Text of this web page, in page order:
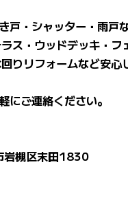
戸・シャッター・雨戸
ス・ウッドデッキ・フ
りリフォームなど安心
にご連絡ください。
槻区末田1830